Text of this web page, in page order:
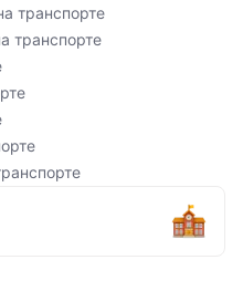
транспорте
транспорте